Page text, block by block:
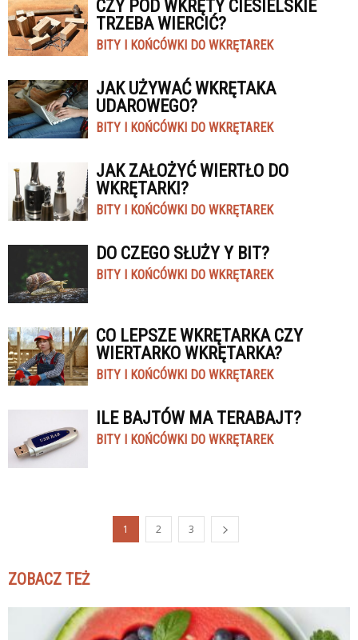
CZY POD WKRĘTY CIESIELSKIE
TRZEBA WIERCIĆ?
BITY I KOŃCÓWKI DO WKRĘTAREK
JAK UŻYWAĆ WKRĘTAKA
UDAROWEGO?
BITY I KOŃCÓWKI DO WKRĘTAREK
JAK ZAŁOŻYĆ WIERTŁO DO
WKRĘTARKI?
BITY I KOŃCÓWKI DO WKRĘTAREK
DO CZEGO SŁUŻY Y BIT?
BITY I KOŃCÓWKI DO WKRĘTAREK
CO LEPSZE WKRĘTARKA CZY
WIERTARKO WKRĘTARKA?
BITY I KOŃCÓWKI DO WKRĘTAREK
ILE BAJTÓW MA TERABAJT?
BITY I KOŃCÓWKI DO WKRĘTAREK
1 2 3
ZOBACZ TEŻ